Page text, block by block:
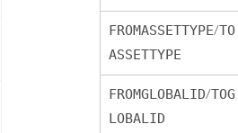
FROMASSETTYPE/TO
ASSETTYPE
FROMGLOBALID/TOG
LOBALID